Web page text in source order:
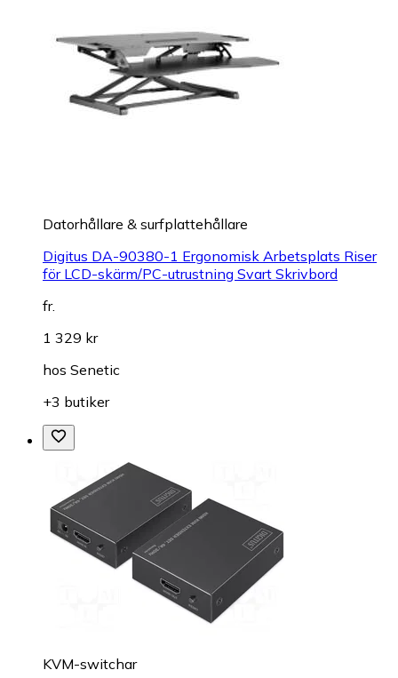
Datorhållare & surfplattehållare
Digitus DA-90380-1 Ergonomisk Arbetsplats Riser
för LCD-skärm/PC-utrustning Svart Skrivbord
fr.
1 329 kr
hos Senetic
+3 butiker
KVM-switchar